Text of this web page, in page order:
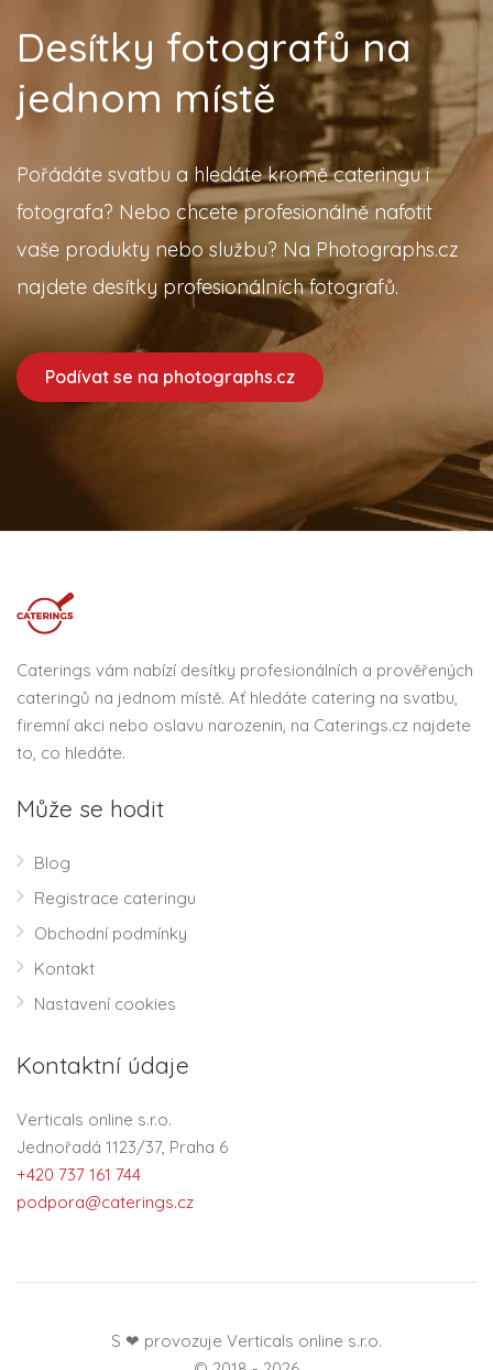
Desítky fotografů na
jednom místě
Pořádáte svatbu a hledáte kromě cateringu i
fotografa? Nebo chcete profesionálně nafotit
vaše produkty nebo službu? Na Photographs.cz
najdete desítky profesionálních fotografů.
Podívat se na photographs.cz
Caterings vám nabízí desítky profesionálních a prověřených
cateringů na jednom místě. Ať hledáte catering na svatbu,
firemní akci nebo oslavu narozenin, na Caterings.cz najdete
to, co hledáte.
Může se hodit
Blog
Registrace cateringu
Obchodní podmínky
Kontakt
Nastavení cookies
Kontaktní údaje
Verticals online s.r.o.
Jednořadá 1123/37, Praha 6
+420 737 161 744
podpora@caterings.cz
S ❤ provozuje Verticals online s.r.o.